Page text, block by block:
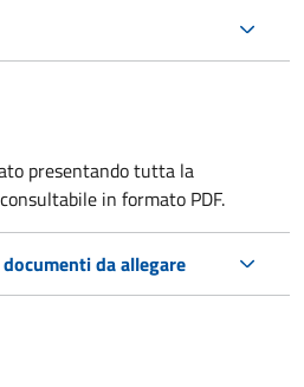
presentando tutta la
in formato PDF.
da allegare